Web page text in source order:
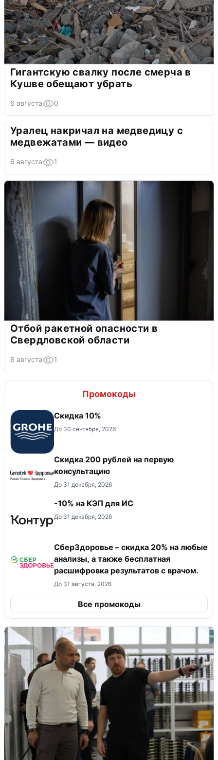
Гигантскую свалку после смерча в
Кушве обещают убрать
6 августа 0
Уралец накричал на медведицу с
медвежатами — видео
6 августа 1
Отбой ракетной опасности в
Свердловской области
6 августа 1
Промокоды
Скидка 10%
До 30 сентября, 2026
Скидка 200 рублей на первую
консультацию
До 31 декабря, 2026
-10% на КЭП для ИС
До 31 декабря, 2026
СберЗдоровье – скидка 20% на любые
анализы, а также бесплатная
расшифровка результатов с врачом.
До 31 августа, 2026
Все промокоды